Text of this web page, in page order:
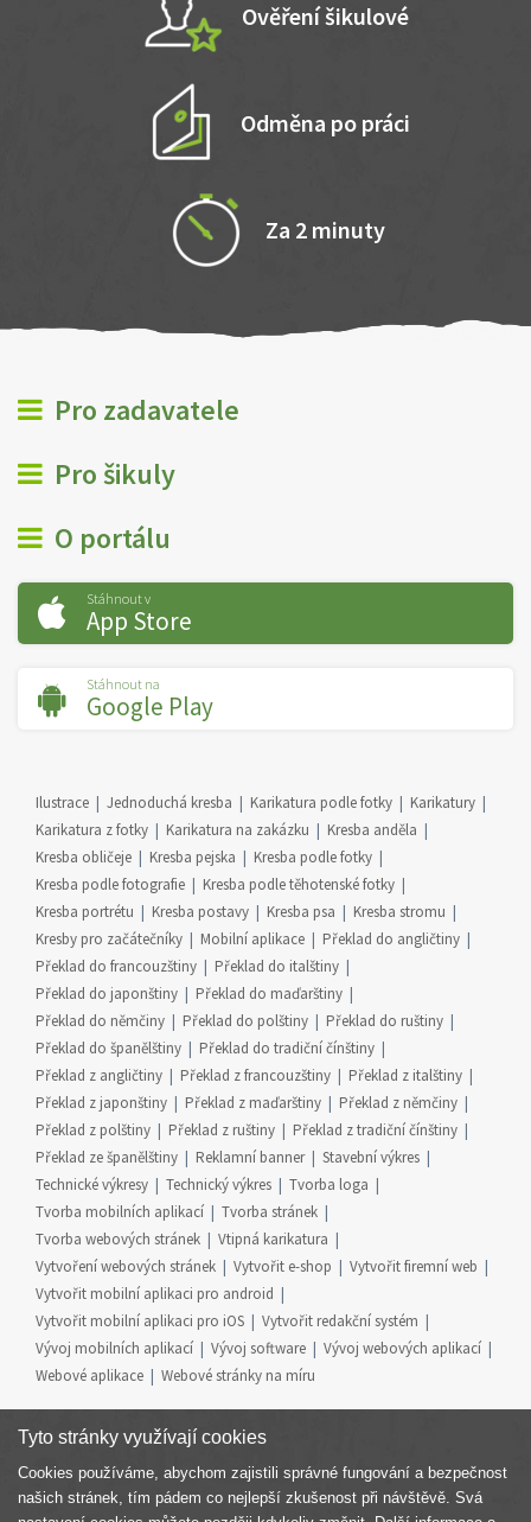
Ověření šikulové
Odměna po práci
Za 2 minuty
Pro zadavatele
Pro šikuly
O portálu
Stáhnout v
App Store
Stáhnout na
Google Play
Ilustrace Jednoduchá kresba Karikatura podle fotky
Karikatury
Karikatura z fotky
Karikatura na zakázku
Kresba anděla
Kresba obličeje
Kresba pejska
Kresba podle fotky
Kresba podle fotografie
Kresba podle těhotenské fotky
Kresba portrétu
Kresba postavy Kresba psa
Kresba stromu
Kresby pro začátečníky
Mobilní aplikace
Překlad do angličtiny
Překlad do francouzštiny
Překlad do italštiny
Překlad do japonštiny
Překlad do maďarštiny
Překlad do němčiny
Překlad do polštiny
Překlad do ruštiny
Překlad do španělštiny
Překlad do tradiční čínštiny
Překlad z angličtiny
Překlad z francouzštiny
Překlad z italštiny
Překlad z japonštiny
Překlad z maďarštiny
Překlad z němčiny
Překlad z polštiny
Překlad z ruštiny
Překlad z tradiční čínštiny
Překlad ze španělštiny
Reklamní banner
Stavební výkres
Technické výkresy
Technický výkres
Tvorba loga
Tvorba mobilních aplikací
Tvorba stránek
Tvorba webových stránek
Vtipná karikatura
Vytvoření webových stránek
Vytvořit e-shop
Vytvořit firemní web
Vytvořit mobilní aplikaci pro android
Vytvořit mobilní aplikaci pro iOS
Vytvořit redakční systém
Vývoj mobilních aplikací
Vývoj software
Vývoj webových aplikací
Webové aplikace
Webové stránky na míru
Součást skupiny
Tyto stránky využívají cookies
Cookies používáme, abychom zajistili správné fungování a bezpečnost
našich stránek, tím pádem co nejlepší zkušenost při návštěvě. Svá